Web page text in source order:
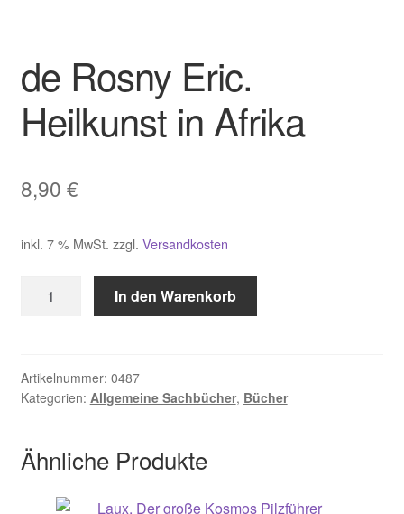
de Rosny Eric.
Heilkunst in Afrika
8,90 €
inkl. 7 % MwSt. zzgl. Versandkosten
Rosny
in
Afrika
In den Warenkorb
Artikelnummer: 0487
Kategorien: Allgemeine Sachbücher, Bücher
Ähnliche Produkte